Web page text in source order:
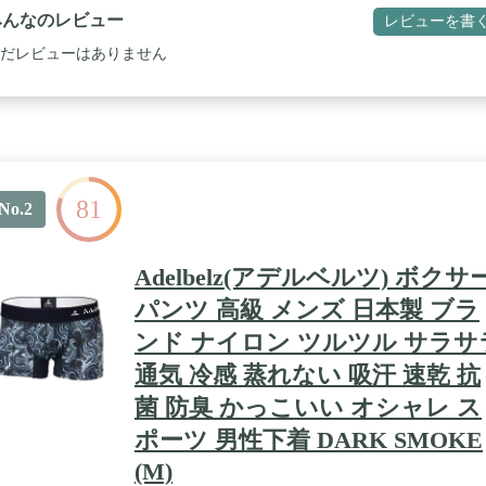
なのレビュー レビューを書く
レビューはありません
81
Adelbelz(アデルベルツ) ボクサ
パンツ 高級 メンズ 日本製 ブラ
ンド ナイロン ツルツル サラサ
通気 冷感 蒸れない 吸汗 速乾 抗
菌 防臭 かっこいい オシャレ ス
ポーツ 男性下着 DARK SMOKE
(M)